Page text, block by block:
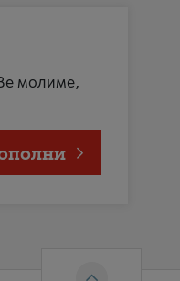
Ве молиме,